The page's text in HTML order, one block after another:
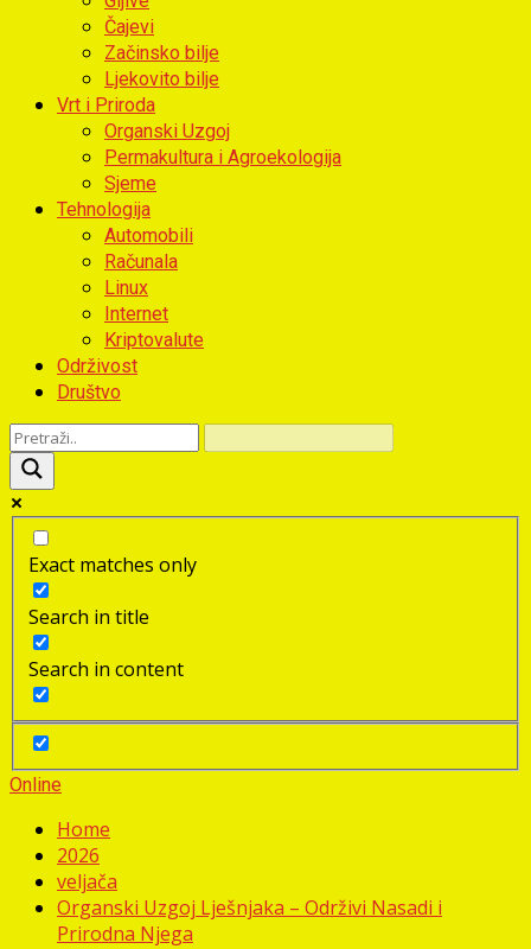
Čajevi
Začinsko bilje
Ljekovito bilje
Vrt i Priroda
Organski Uzgoj
Permakultura i Agroekologija
Sjeme
Tehnologija
Automobili
Računala
Linux
Internet
Kriptovalute
Održivost
Društvo
Exact matches only
Search in title
Search in content
Online
Home
2026
veljača
Organski Uzgoj Lješnjaka – Održivi Nasadi i
Prirodna Njega